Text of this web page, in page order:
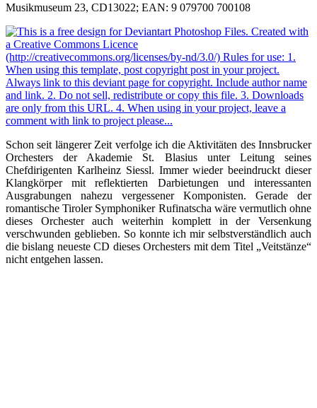
Musikmuseum 23, CD13022; EAN: 9 079700 700108
Schon seit längerer Zeit verfolge ich die Aktivitäten des Innsbrucker
Orchesters der Akademie St. Blasius unter Leitung seines
Chefdirigenten Karlheinz Siessl. Immer wieder beeindruckt dieser
Klangkörper mit reflektierten Darbietungen und interessanten
Ausgrabungen nahezu vergessener Komponisten. Gerade der
romantische Tiroler Symphoniker Rufinatscha wäre vermutlich ohne
dieses Orchester auch weiterhin komplett in der Versenkung
verschwunden geblieben. So konnte ich mir selbstverständlich auch
die bislang neueste CD dieses Orchesters mit dem Titel „Veitstänze“
nicht entgehen lassen.